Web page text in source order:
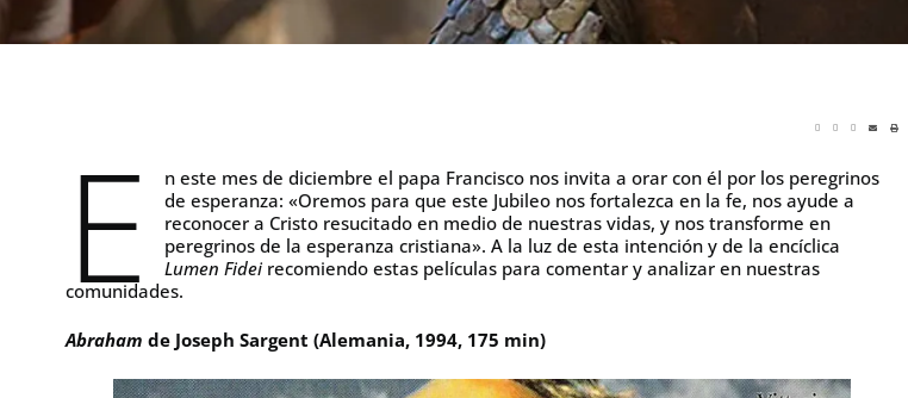
E
n este mes de diciembre el papa Francisco nos invita a orar con él por los peregrinos
de esperanza: «Oremos para que este Jubileo nos fortalezca en la fe, nos ayude a
reconocer a Cristo resucitado en medio de nuestras vidas, y nos transforme en
peregrinos de la esperanza cristiana». A la luz de esta intención y de la encíclica
Lumen Fideirecomiendo estas películas para comentar y analizar en nuestras
comunidades.
Abraham de Joseph Sargent (Alemania, 1994, 175 min)